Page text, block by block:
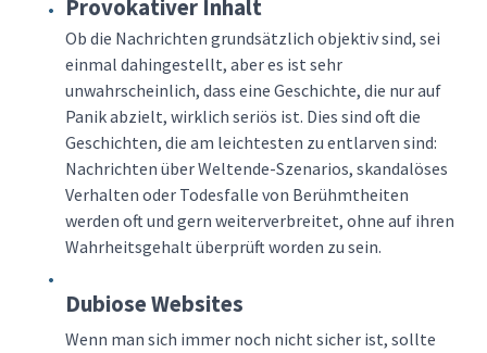
Provokativer Inhalt
Ob die Nachrichten grundsätzlich objektiv sind, sei
einmal dahingestellt, aber es ist sehr
unwahrscheinlich, dass eine Geschichte, die nur auf
Panik abzielt, wirklich seriös ist. Dies sind oft die
Geschichten, die am leichtesten zu entlarven sind:
Nachrichten über Weltende-Szenarios, skandalöses
Verhalten oder Todesfalle von Berühmtheiten
werden oft und gern weiterverbreitet, ohne auf ihren
Wahrheitsgehalt überprüft worden zu sein.
Dubiose Websites
Wenn man sich immer noch nicht sicher ist, sollte